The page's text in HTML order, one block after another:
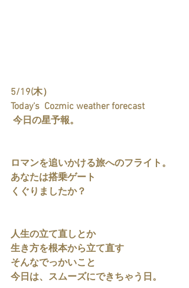
5/19(木）
Today‘s  Cozmic weather forecast
今日の星予報。
ロマンを追いかける旅へのフライト。
あなたは搭乗ゲート
くぐりましたか？
人生の立て直しとか
生き方を根本から立て直す
そんなでっかいこと
今日は、スムーズにできちゃう日。